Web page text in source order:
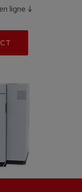
ligne ↓